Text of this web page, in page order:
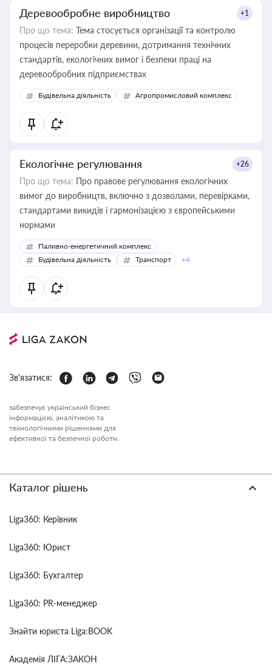
Деревообробне виробництво +1
Про що тема: Тема стосується організації та контролю
процесів переробки деревини, дотримання технічних
стандартів, екологічних вимог і безпеки праці на
деревообробних підприємствах
Будівельна діяльність Агропромисловий комплекс
Екологічне регулювання +26
Про що тема: Про правове регулювання екологічних
вимог до виробництв, включно з дозволами, перевірками,
стандартами викидів і гармонізацією з європейськими
нормами
Паливно-енергетичний комплекс
Будівельна діяльність
Транспорт +4
Зв'язатися:
забезпечує український бізнес
інформацією, аналітикою та
технологічними рішеннями для
ефективної та безпечної роботи.
Каталог рішень
Liga360: Керівник
Liga360: Юрист
Liga360: Бухгалтер
Liga360: PR-менеджер
Знайти юриста Liga:BOOK
Академія ЛІГА:ЗАКОН